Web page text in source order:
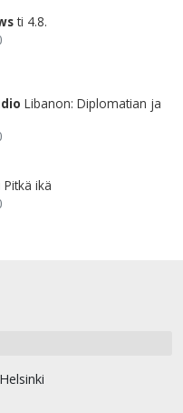
ti 4.8.
Libanon: Diplomatian ja
Pitkä ikä